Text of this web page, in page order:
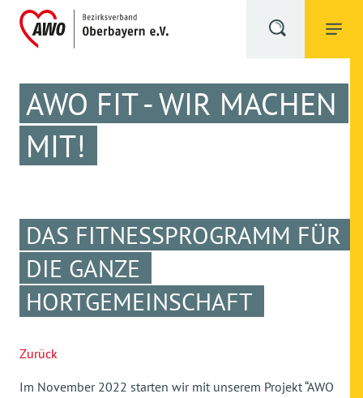
AWO FIT - WIR MACHEN
MIT!
DAS FITNESSPROGRAMM FÜR
DIE GANZE
HORTGEMEINSCHAFT
Zurück
Im November 2022 starten wir mit unserem Projekt “AWO